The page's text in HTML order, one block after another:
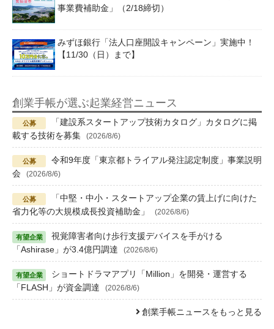
事業費補助金」（2/18締切）
みずほ銀行「法人口座開設キャンペーン」実施中！
【11/30（日）まで】
創業手帳が選ぶ起業経営ニュース
「建設系スタートアップ技術カタログ」カタログに掲
載する技術を募集
(2026/8/6)
令和9年度「東京都トライアル発注認定制度」事業説明
会
(2026/8/6)
「中堅・中小・スタートアップ企業の賃上げに向けた
省力化等の大規模成長投資補助金」
(2026/8/6)
視覚障害者向け歩行支援デバイスを手がける
「Ashirase」が3.4億円調達
(2026/8/6)
ショートドラマアプリ「Million」を開発・運営する
「FLASH」が資金調達
(2026/8/6)
創業手帳ニュースをもっと見る